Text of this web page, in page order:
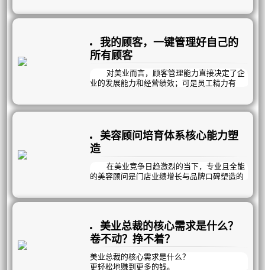
机会。经营者必须熟练的分析经营数据，准确
数据化运营是让美业经营者快速找到和发
现核心问题的捷径；门店想要做大做强，这四
项基础指标是店面良性运作的标杆！
我的顾客，一键管理好自己的
所有顾客
对美业而言，顾客管理能力直接决定了企
业的发展能力和经营绩效；可是员工精力有
难突破困境；别担心，全部交给曦玥帮您搞
定，我们为您专业打造“个人中心-我的顾客”，
客，死呆客，一键消费，一键回访，一键客前
分析，均可高效完成。
美容师养成每个月定期对所有客户进行管
理整顿，加强客前分析，下月销售规划；有利
于培养销售员清晰的管理思路，查漏补缺。
美容顾问培育体系核心能力塑
造
在美业竞争日趋激烈的当下，专业且全能
的美容顾问是门店业绩增长与品牌口碑塑造的
美业总裁的核心需求是什么？
卷不动？挣不着？
美业总裁的核心需求是什么？
更轻松地赚到更多的钱‌。